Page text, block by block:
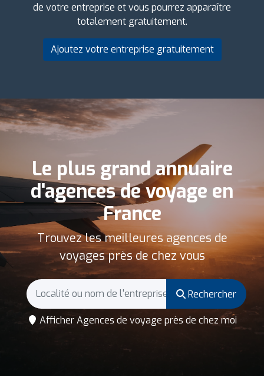
de votre entreprise et vous pourrez apparaître
totalement gratuitement.
Ajoutez votre entreprise gratuitement
Le plus grand annuaire
d'agences de voyage en
France
Trouvez les meilleures agences de
voyages près de chez vous
Rechercher
Afficher Agences de voyage près de chez moi